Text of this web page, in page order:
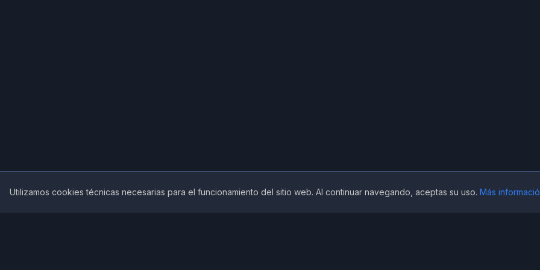
Utilizamos cookies técnicas necesarias para el funcionamiento del sitio web. Al continuar navegando, aceptas su uso. Más